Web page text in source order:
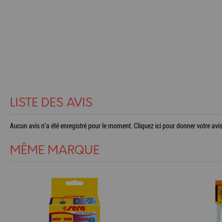
LISTE DES AVIS
Aucun avis n'a été enregistré pour le moment. Cliquez ici pour donner votre
MÊME MARQUE